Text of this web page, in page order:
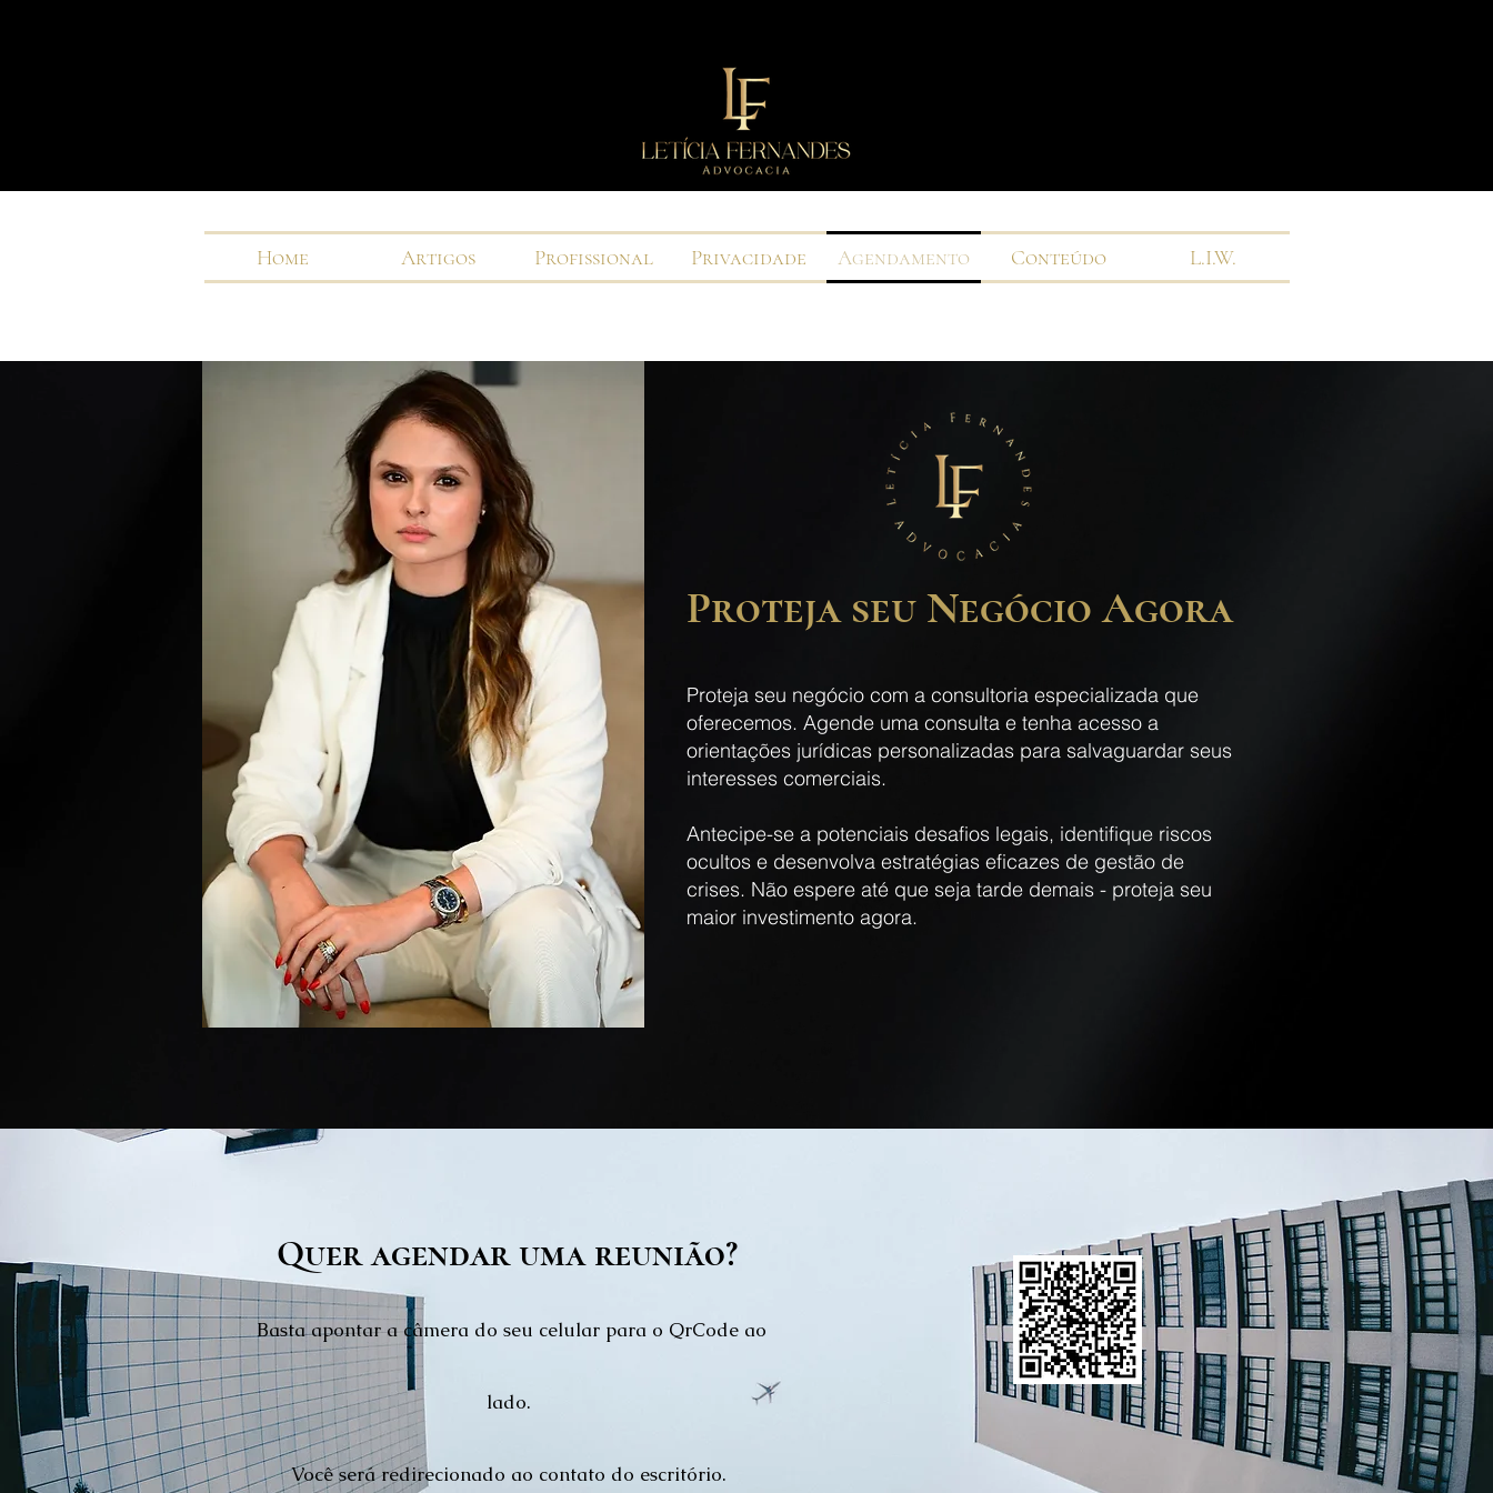
Home Artigos Profissional Privacidade Agendamento Conteúdo L.I.W.
​Proteja seu negócio com a consultoria especializada que
oferecemos. Agende uma consulta e tenha acesso a
orientações jurídicas personalizadas para salvaguardar seus
interesses comerciais.
Antecipe-se a potenciais desafios legais, identifique riscos
ocultos e desenvolva estratégias eficazes de gestão de
crises. Não espere até que seja tarde demais - proteja seu
maior investimento agora.
Proteja seu Negócio Agora
Quer agendar uma reunião?
Basta apontar a câmera do seu celular para o QrCode ao
lado.
Você será redirecionado ao contato do escritório.